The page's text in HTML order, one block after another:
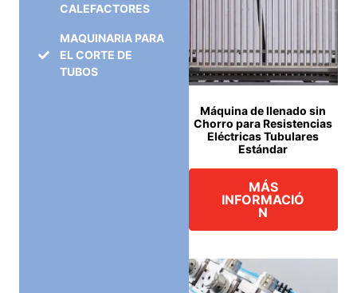
CALEFACTORES
MAQUINARIA PARA
EL CORTE DE
TUBOS
Máquina de llenado sin
Chorro para Resistencias
Eléctricas Tubulares
Estándar
MÁS
INFORMACIÓ
N